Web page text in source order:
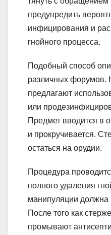
предупредить
инфицирования и
гнойного процесса.
Подобный способ
различных форумов.
предлагают
или
Предмет вводится в
и прокручивается.
остаться на орудии.
Процедура
полного удаления
манипуляции должна
После того как
промывают